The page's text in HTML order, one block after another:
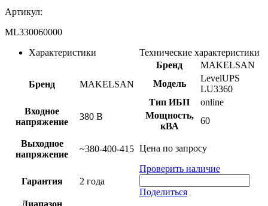
Артикул:
ML330060000
Технические характеристики
Бренд
MAKELSAN
Модель
LevelUPS
LU3360
Тип ИБП
online
Мощность,
кВА
60
Цена по запросу
Проверить наличие
Поделиться
Характеристики
Бренд MAKELSAN
Входное
напряжение
380 В
Выходное
напряжение
~380-400-415
Гарантия 2 года
Диапазон